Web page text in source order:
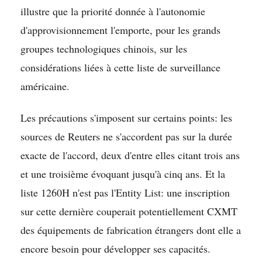
illustre que la priorité donnée à l'autonomie
d'approvisionnement l'emporte, pour les grands
groupes technologiques chinois, sur les
considérations liées à cette liste de surveillance
américaine.
Les précautions s'imposent sur certains points: les
sources de Reuters ne s'accordent pas sur la durée
exacte de l'accord, deux d'entre elles citant trois ans
et une troisième évoquant jusqu'à cinq ans. Et la
liste 1260H n'est pas l'Entity List: une inscription
sur cette dernière couperait potentiellement CXMT
des équipements de fabrication étrangers dont elle a
encore besoin pour développer ses capacités.